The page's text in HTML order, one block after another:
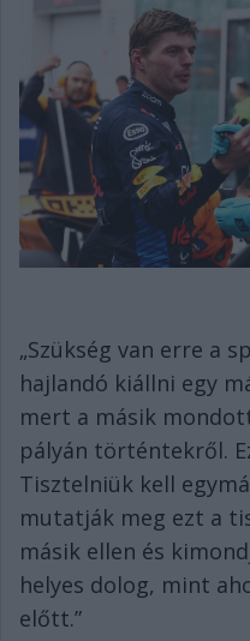
„Szükség van erre a
hajlandó kiállni egy
mert a másik
pályán történtekről.
Tisztelniük kell
mutatják meg ezt a
másik ellen és
helyes dolog, mint
előtt.”